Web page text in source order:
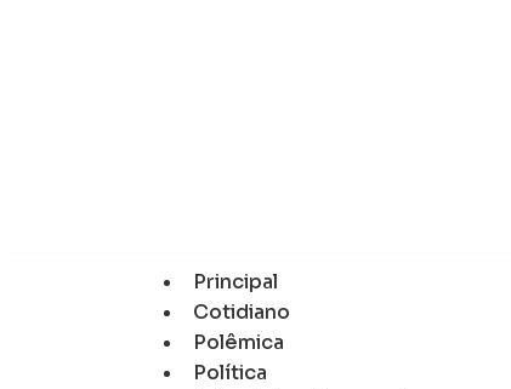
Principal
Cotidiano
Polêmica
Política